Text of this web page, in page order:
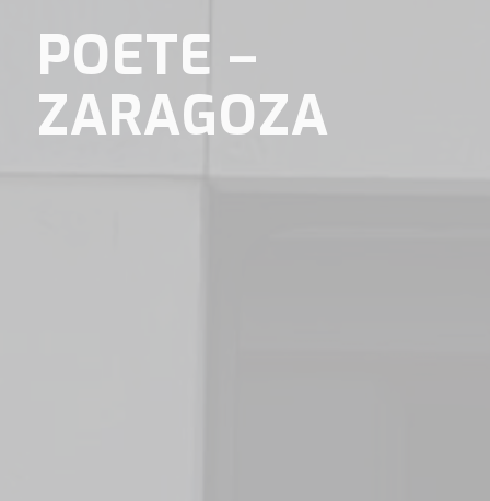
POETE –
ZARAGOZA